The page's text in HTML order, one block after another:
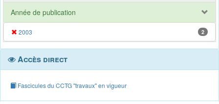
Année de publication
2003 2
Accès direct
Fascicules du CCTG "travaux" en vigueur